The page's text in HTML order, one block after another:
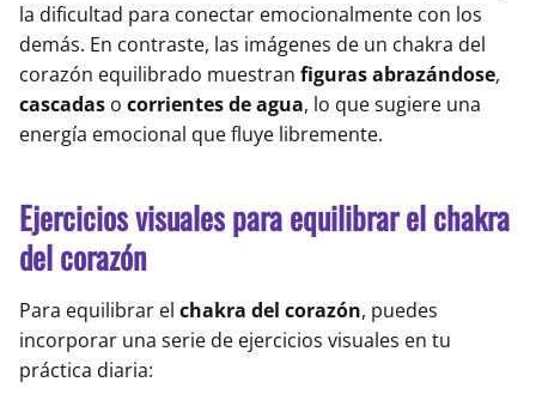
la dificultad para conectar emocionalmente con los
demás. En contraste, las imágenes de un chakra del
corazón equilibrado muestran figuras abrazándose,
cascadas o corrientes de agua, lo que sugiere una
energía emocional que fluye libremente.
Ejercicios visuales para equilibrar el chakra
del corazón
Para equilibrar el chakra del corazón, puedes
incorporar una serie de ejercicios visuales en tu
práctica diaria: